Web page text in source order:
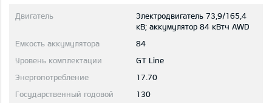
Электродвигатель 73,9/165,4
кВ; aккумулятор 84 кВтч AWD
84
GT Line
17.70
130